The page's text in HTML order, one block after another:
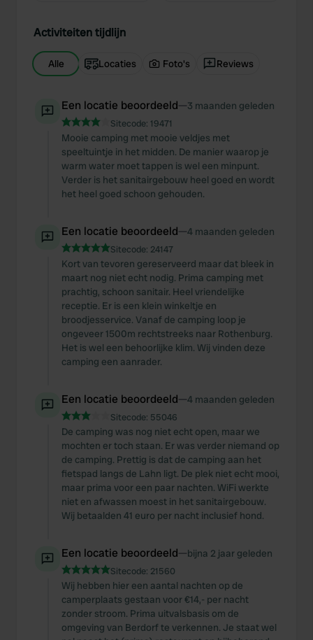
Activiteiten tijdlijn
Alle Locaties Foto's Reviews
Een locatie beoordeeld—3 maanden geleden
Sitecode: 19471
Mooie camping met mooie veldjes met
speeltuintje in het midden. De manier waarop je
warm water moet tappen is wel een minpunt.
Verder is het sanitairgebouw heel goed en wordt
het heel goed schoon gehouden.
Een locatie beoordeeld—4 maanden geleden
Sitecode: 24147
Kort van tevoren gereserveerd maar dat bleek in
maart nog niet echt nodig. Prima camping met
prachtig, schoon sanitair. Heel vriendelijke
receptie. Er is een klein winkeltje en
broodjesservice. Vanaf de camping loop je
ongeveer 1500m rechtstreeks naar Rothenburg.
Het is wel een behoorlijke klim. Wij vinden deze
camping een aanrader.
Een locatie beoordeeld—4 maanden geleden
Sitecode: 55046
De camping was nog niet echt open, maar we
mochten er toch staan. Er was verder niemand op
de camping. Prettig is dat de camping aan het
fietspad langs de Lahn ligt. De plek niet echt mooi,
maar prima voor een paar nachten. WiFi werkte
niet en afwassen moest in het sanitairgebouw.
Wij betaalden 41 euro per nacht inclusief hond.
Een locatie beoordeeld—bijna 2 jaar geleden
Sitecode: 21560
Wij hebben hier een aantal nachten op de
camperplaats gestaan voor €14,- per nacht
zonder stroom. Prima uitvalsbasis om de
omgeving van Berdorf te verkennen. Je staat wel